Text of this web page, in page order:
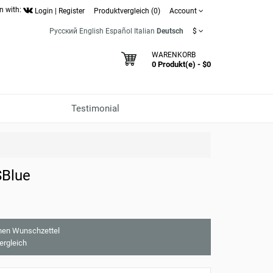
with: Login Register Produktvergleich (0) Account
Русский English Español Italian Deutsch $
WARENKORB
0 Produkt(e) - $0
Testimonial
Wunschzettel